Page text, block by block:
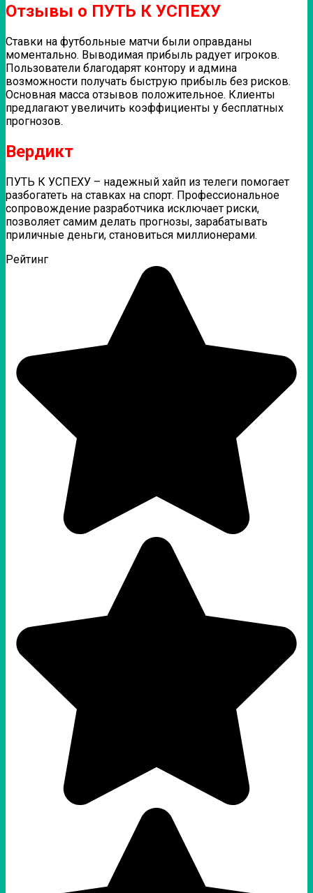
Отзывы о ПУТЬ К УСПЕХУ
Ставки на футбольные матчи были оправданы
моментально. Выводимая прибыль радует игроков.
Пользователи благодарят контору и админа
возможности получать быструю прибыль без рисков.
Основная масса отзывов положительное. Клиенты
предлагают увеличить коэффициенты у бесплатных
прогнозов.
Вердикт
ПУТЬ К УСПЕХУ – надежный хайп из телеги помогает
разбогатеть на ставках на спорт. Профессиональное
сопровождение разработчика исключает риски,
позволяет самим делать прогнозы, зарабатывать
приличные деньги, становиться миллионерами.
Рейтинг